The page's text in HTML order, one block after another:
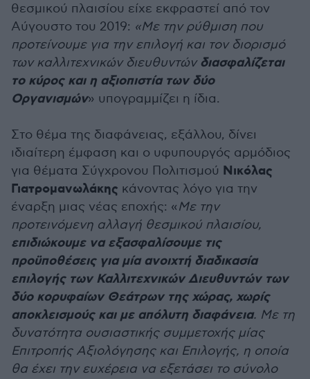
θεσμικού πλαισίου είχε εκφραστεί από τον
Αύγουστο του 2019: «Με την ρύθμιση που
προτείνουμε για την επιλογή και τον διορισμό
των καλλιτεχνικών διευθυντών διασφαλίζεται
το κύρος και η αξιοπιστία των δύο
Οργανισμών» υπογραμμίζει η ίδια.
Στο θέμα της διαφάνειας, εξάλλου, δίνει
ιδιαίτερη έμφαση και ο υφυπουργός αρμόδιος
για θέματα Σύγχρονου Πολιτισμού Νικόλας
Γιατρομανωλάκης κάνοντας λόγο για την
έναρξη μιας νέας εποχής: «Με την
προτεινόμενη αλλαγή θεσμικού πλαισίου,
επιδιώκουμε να εξασφαλίσουμε τις
προϋποθέσεις για μία ανοιχτή διαδικασία
επιλογής των Καλλιτεχνικών Διευθυντών των
δύο κορυφαίων Θεάτρων της χώρας, χωρίς
αποκλεισμούς και με απόλυτη διαφάνεια. Με τη
δυνατότητα ουσιαστικής συμμετοχής μίας
Επιτροπής Αξιολόγησης και Επιλογής, η οποία
θα έχει την ευχέρεια να εξετάσει το σύνολο